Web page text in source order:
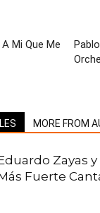
Mi Que Me
MORE FROM
Zayas
Fuerte